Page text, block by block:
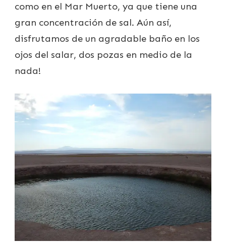
como en el Mar Muerto, ya que tiene una
gran concentración de sal. Aún así,
disfrutamos de un agradable baño en los
ojos del salar, dos pozas en medio de la
nada!